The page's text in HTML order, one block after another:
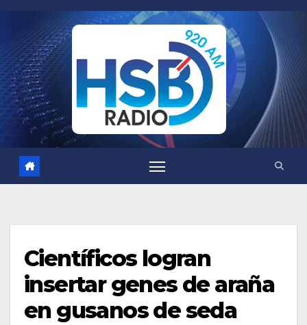
contenido
Científicos logran
insertar genes de araña
en gusanos de seda